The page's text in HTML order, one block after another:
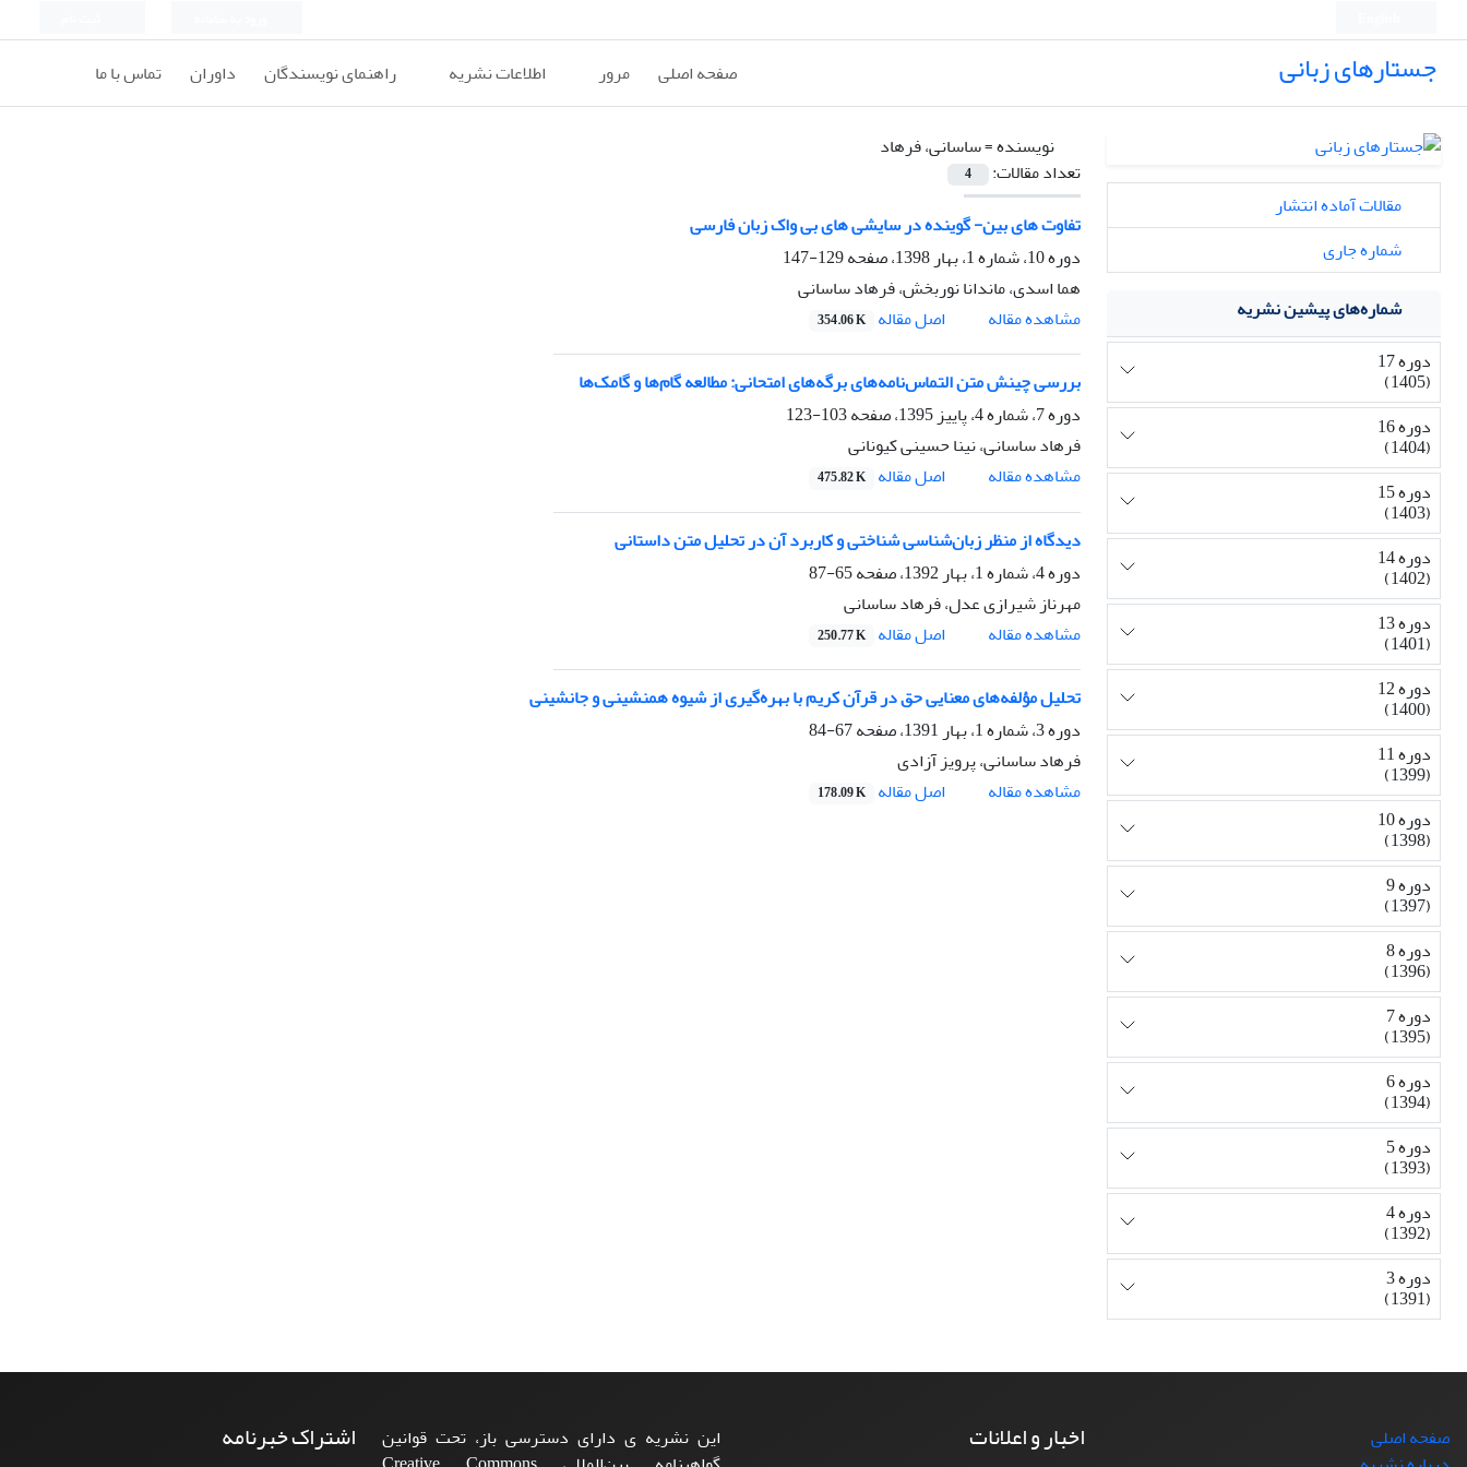
جستارهای زبانی صفحه اصلی مرور اطلاعات نشریه راهنمای نویسندگان داوران تماس با ما
نویسنده =ساسانی، فرهاد
تعداد مقالات:
4
تفاوت های بین- گوینده در سایشی های بی واک زبان فارسی
دوره 10، شماره 1، بهار 1398، صفحه
129-147
هما اسدی، ماندانا نوربخش، فرهاد ساسانی
مشاهده مقاله
اصل مقاله 354.06 K
بررسی چینش متن التماس‌نامه‌های برگه‌های امتحانی: مطالعه گام‌ها و گامک‌ها
دوره 7، شماره 4، پاییز 1395، صفحه
103-123
فرهاد ساسانی، نینا حسینی کیونانی
مشاهده مقاله
اصل مقاله 475.82 K
دیدگاه از منظر زبان‌شناسی شناختی و کاربرد آن در تحلیل متن داستانی
دوره 4، شماره 1، بهار 1392، صفحه
65-87
مهرناز شیرازی عدل، فرهاد ساسانی
مشاهده مقاله
اصل مقاله 250.77 K
تحلیل مؤلفه‌های معنایی حق در قرآن کریم با بهره‌گیری از شیوه همنشینی و جانشینی
دوره 3، شماره 1، بهار 1391، صفحه
67-84
فرهاد ساسانی، پرویز آزادی
مشاهده مقاله
اصل مقاله 178.09 K
مقالات آماده انتشار
شماره جاری
شماره‌های پیشین نشریه
دوره 17
(1405)
دوره 16
(1404)
دوره 15
(1403)
دوره 14
(1402)
دوره 13
(1401)
دوره 12
(1400)
دوره 11
(1399)
دوره 10
(1398)
دوره 9
(1397)
دوره 8
(1396)
دوره 7
(1395)
دوره 6
(1394)
دوره 5
(1393)
دوره 4
(1392)
دوره 3
(1391)
صفحه اصلی
اخبار و اعلانات
این نشریه ی دارای دسترسی باز، تحت قوانین
اشتراک خبرنامه